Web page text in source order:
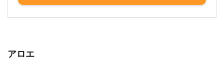
アロエ